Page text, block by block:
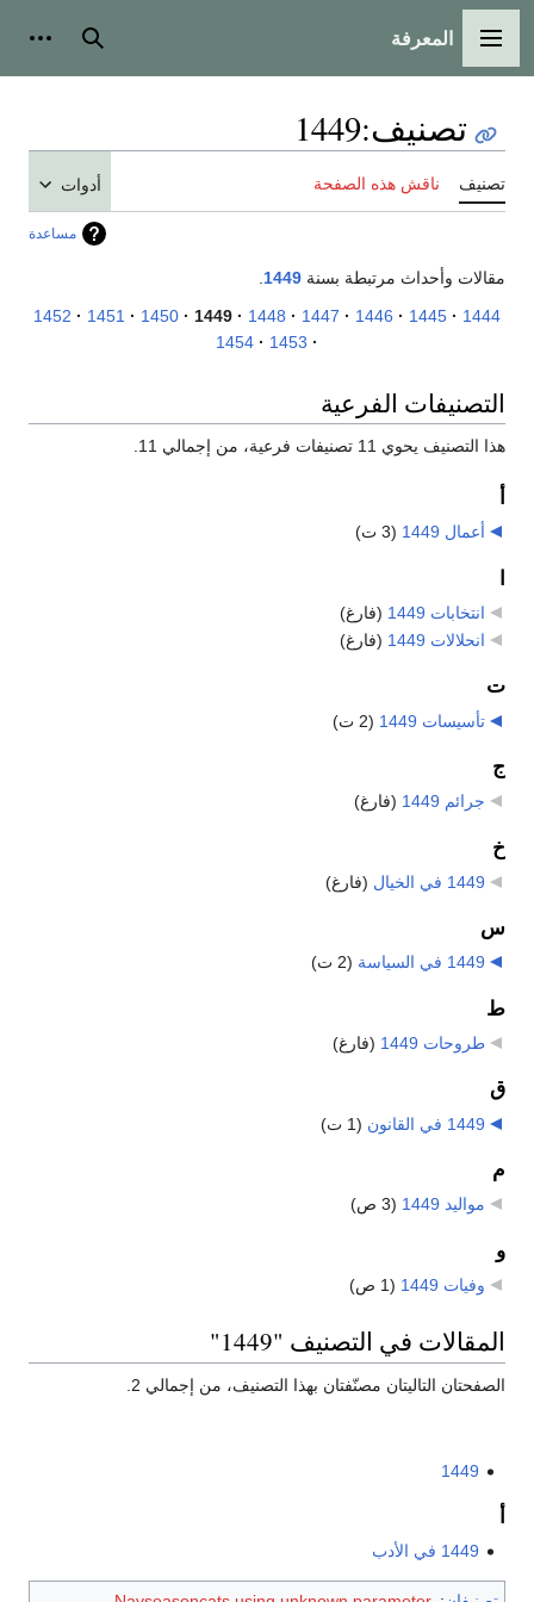
القائمة الرئيسية
المعرفة بحث
تصنيف:
1449
تصنيف ناقش هذه الصفحة أدوات
مساعدة
مقالات وأحداث مرتبطة بسنة 1449
1444
1445
1446
1447
1448
1449
1450
1451
1452
1453
1454
التصنيفات الفرعية
هذا التصنيف يحوي 11 تصنيفات فرعية، من إجمالي 11.
أعمال 1449 (3 ت)
انتخابات 1449
(فارغ)
انحلالات 1449
(فارغ)
ت
تأسيسات 1449 (2 ت)
ج
جرائم 1449 (فارغ)
خ
1449 في الخيال (فارغ)
س
1449 في السياسة (2 ت)
ط
طروحات 1449 (فارغ)
ق
1449 في القانون (1 ت)
م
مواليد 1449 (3 ص)
و
وفيات 1449 (1 ص)
المقالات في التصنيف "1449"
الصفحتان التاليتان مصنّفتان بهذا التصنيف، من إجمالي 2.
1449
1449 في الأدب